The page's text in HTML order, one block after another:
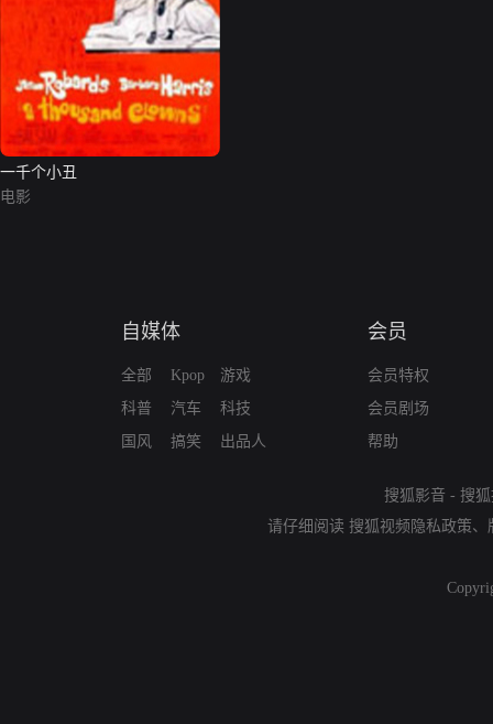
一千个小丑
电影
自媒体
全部
科普
国风
Kpop
汽车
搞笑
游戏
科技
出品人
会员
会员特权
会员剧场
帮助
搜狐影音 - 搜
请仔细阅读 搜狐视频隐私政策、